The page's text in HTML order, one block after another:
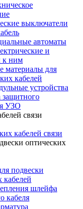
выключатели
автоматы
и
к ним
материалы для
кабелей
устройства
защитного
УЗО
связи
кабелей связи
оптических
подвески
кабелей
шлейфа
кабеля